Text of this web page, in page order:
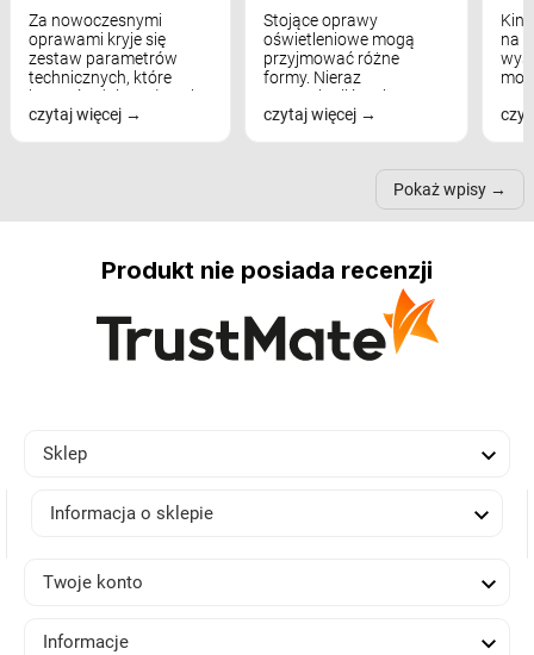
Za nowoczesnymi
oprawami kryje się
zestaw parametrów
technicznych, które
bezpośrednio wpływają
na komfort widzenia,
czytaj więcej
Stojące oprawy
oświetleniowe mogą
przyjmować różne
formy. Nieraz
wspominaliśmy już
modele na łukowych
nich może przydać się w
czytaj więcej
na
Pokaż wpisy
Produkt nie posiada recenzji
Sklep 
Informacja o sklepie 
Twoje konto 
Informacje 